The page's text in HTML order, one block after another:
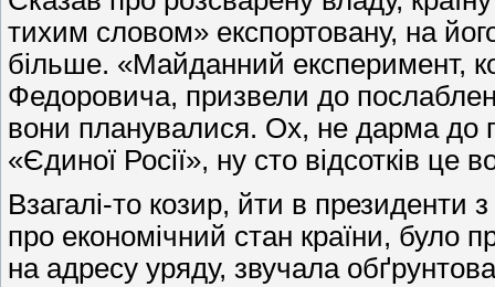
тихим словом» експортовану, на
більше. «Майданний експеримент,
Федоровича, призвели до
вони планувалися. Ох, не дарма до
«Єдиної Росії», ну сто відсотків
Взагалі-то козир, йти в президенти
про економічний стан країни, було
на адресу уряду, звучала